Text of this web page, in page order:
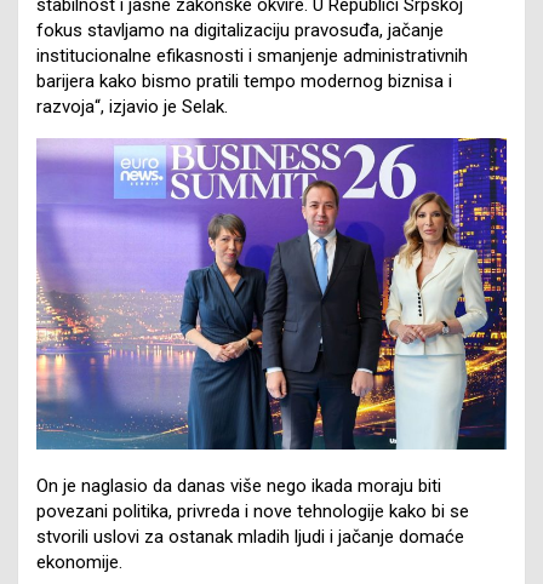
stabilnost i jasne zakonske okvire. U Republici Srpskoj
fokus stavljamo na digitalizaciju pravosuđa, jačanje
institucionalne efikasnosti i smanjenje administrativnih
barijera kako bismo pratili tempo modernog biznisa i
razvoja“, izjavio je Selak.
On je naglasio da danas više nego ikada moraju biti
povezani politika, privreda i nove tehnologije kako bi se
stvorili uslovi za ostanak mladih ljudi i jačanje domaće
ekonomije.